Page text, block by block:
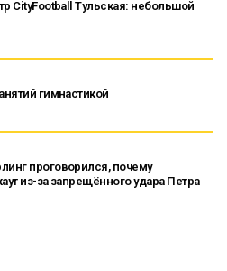
CityFootball Тульская: небольшой
гимнастикой
проговорился, почему
из-за запрещённого удара Петра